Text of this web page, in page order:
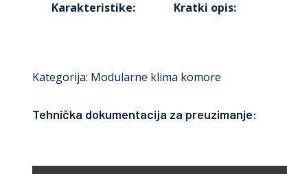
Karakteristike: Kratki opis:
Kategorija: Modularne klima komore
Tehnička dokumentacija za preuzimanje: